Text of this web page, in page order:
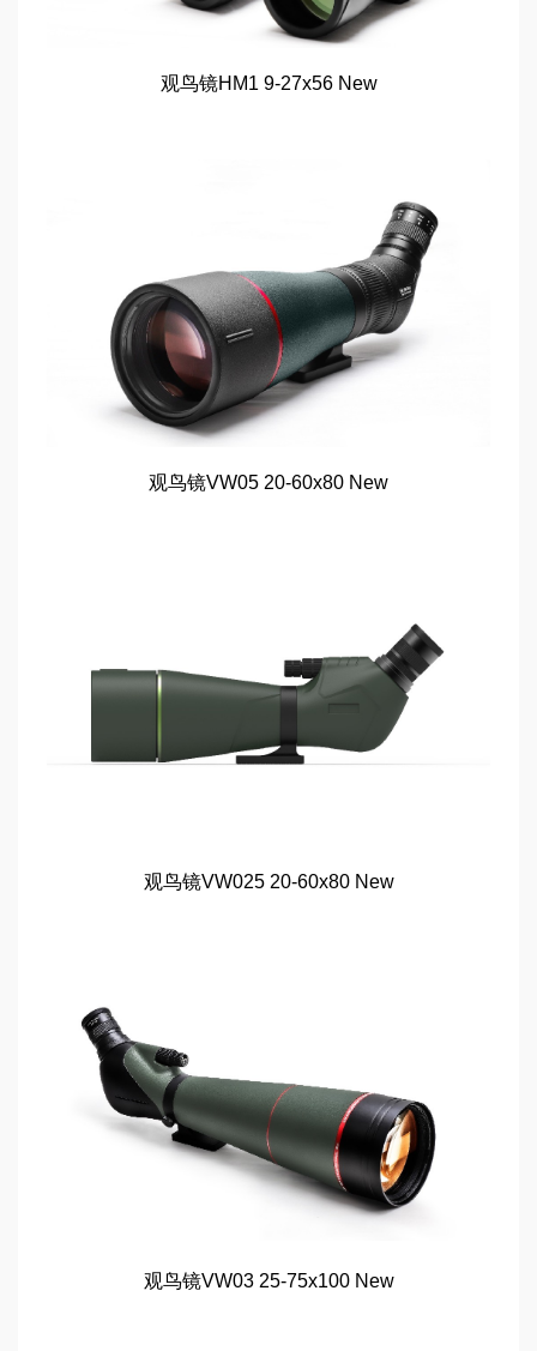
观鸟镜HM1 9-27x56 New
观鸟镜VW05 20-60x80 New
观鸟镜VW025 20-60x80 New
观鸟镜VW03 25-75x100 New